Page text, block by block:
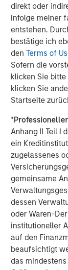
direkt oder
infolge meiner
entstehen.
bestätige ich
denTerms of
Sofern die
klicken Sie
klicken Sie
Startseite
*
Anhang II Teil I
ein
zugelassenes
gemeinsame
dessen
oder Waren-
institutioneller
auf den
beaufsichtigt
das
ARTIKEL
Strategy Model: A
Approach
Anton Heese
Quantitative
proprietary
investment
and rigour
relevant and